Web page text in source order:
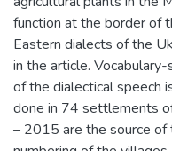
function at the border of
Eastern dialects of the
in the article.
of the dialectical speech
done in 74 settlements
– 2015 are the source of